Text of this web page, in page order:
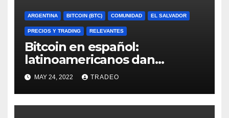
ARGENTINA BITCOIN (BTC) COMUNIDAD EL SALVADOR
PRECIOS Y TRADING RELEVANTES
Bitcoin en español:
latinoamericanos dan
consejos para enfrentar el
mercado bajista
MAY 24, 2022 TRADEO